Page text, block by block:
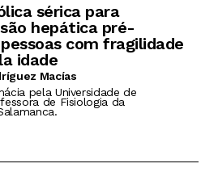
sérica para
hepática pré-
com fragilidade
idade
Macías
pela Universidade de
de Fisiologia da